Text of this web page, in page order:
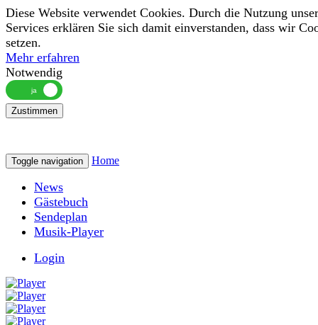
Diese Website verwendet Cookies. Durch die Nutzung
Services erklären Sie sich damit einverstanden, dass wir
setzen.
Mehr erfahren
Notwendig
Zustimmen
Toggle navigation Home
News
Gästebuch
Sendeplan
Musik-Player
Login